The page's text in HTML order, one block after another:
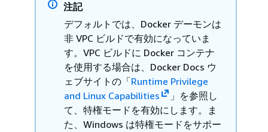
注記
デフォルトでは、Docker デーモンは
非 VPC ビルドで有効になっていま
す。VPC ビルドに Docker コンテナ
を使用する場合は、Docker Docs ウ
ェブサイトの「Runtime Privilege
and Linux Capabilities
」を参照し
て、特権モードを有効にします。ま
た、Windows は特権モードをサポー